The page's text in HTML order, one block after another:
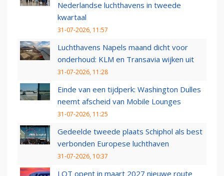
Nederlandse luchthavens in tweede
kwartaal
31-07-2026, 11:57
Luchthavens Napels maand dicht voor
onderhoud: KLM en Transavia wijken uit
31-07-2026, 11:28
Einde van een tijdperk: Washington Dulles
neemt afscheid van Mobile Lounges
31-07-2026, 11:25
Gedeelde tweede plaats Schiphol als best
verbonden Europese luchthaven
31-07-2026, 10:37
LOT opent in maart 2027 nieuwe route